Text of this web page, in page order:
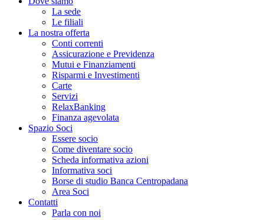
La sede
Le filiali
La nostra offerta
Conti correnti
Assicurazione e Previdenza
Mutui e Finanziamenti
Risparmi e Investimenti
Carte
Servizi
RelaxBanking
Finanza agevolata
Spazio Soci
Essere socio
Come diventare socio
Scheda informativa azioni
Informativa soci
Borse di studio Banca Centropadana
Area Soci
Contatti
Parla con noi